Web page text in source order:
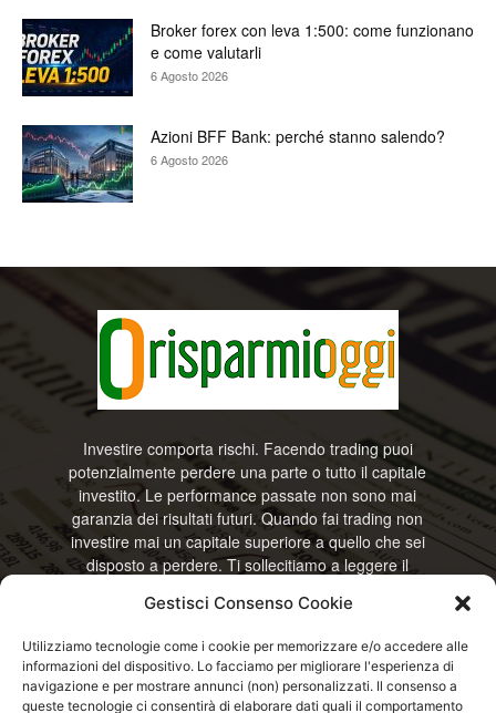
Gestisci Consenso Cookie
Utilizziamo tecnologie come i cookie per memorizzare e/o accedere alle
informazioni del dispositivo. Lo facciamo per migliorare l'esperienza di
navigazione e per mostrare annunci (non) personalizzati. Il consenso a
queste tecnologie ci consentirà di elaborare dati quali il comportamento
Broker forex con leva 1:500: come funzionano
e come valutarli
6 Agosto 2026
Azioni BFF Bank: perché stanno salendo?
6 Agosto 2026
Investire comporta rischi. Facendo trading puoi
potenzialmente perdere una parte o tutto il capitale
investito. Le performance passate non sono mai
garanzia dei risultati futuri. Quando fai trading non
investire mai un capitale superiore a quello che sei
disposto a perdere. Ti sollecitiamo a leggere il
RisparmiOggi non offre alcun genere di consulenza
informazioni riportate. Continuando ad accedere o
a usare questo sito o ogni servizio disponibile
questo sito, dichiari di accettare termini e condizioni